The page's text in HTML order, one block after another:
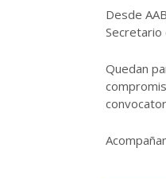
Desde
Secretario
Quedan